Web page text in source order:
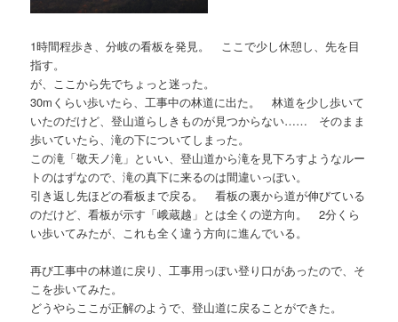
1時間程歩き、分岐の看板を発見。 ここで少し休憩し、先を目
指す。
が、ここから先でちょっと迷った。
30mくらい歩いたら、工事中の林道に出た。 林道を少し歩いて
いたのだけど、登山道らしきものが見つからない…… そのまま
歩いていたら、滝の下についてしまった。
この滝「敬天ノ滝」といい、登山道から滝を見下ろすようなルー
トのはずなので、滝の真下に来るのは間違いっぽい。
引き返し先ほどの看板まで戻る。 看板の裏から道が伸びている
のだけど、看板が示す「峨蔵越」とは全くの逆方向。 2分くら
い歩いてみたが、これも全く違う方向に進んでいる。
再び工事中の林道に戻り、工事用っぽい登り口があったので、そ
こを歩いてみた。
どうやらここが正解のようで、登山道に戻ることができた。